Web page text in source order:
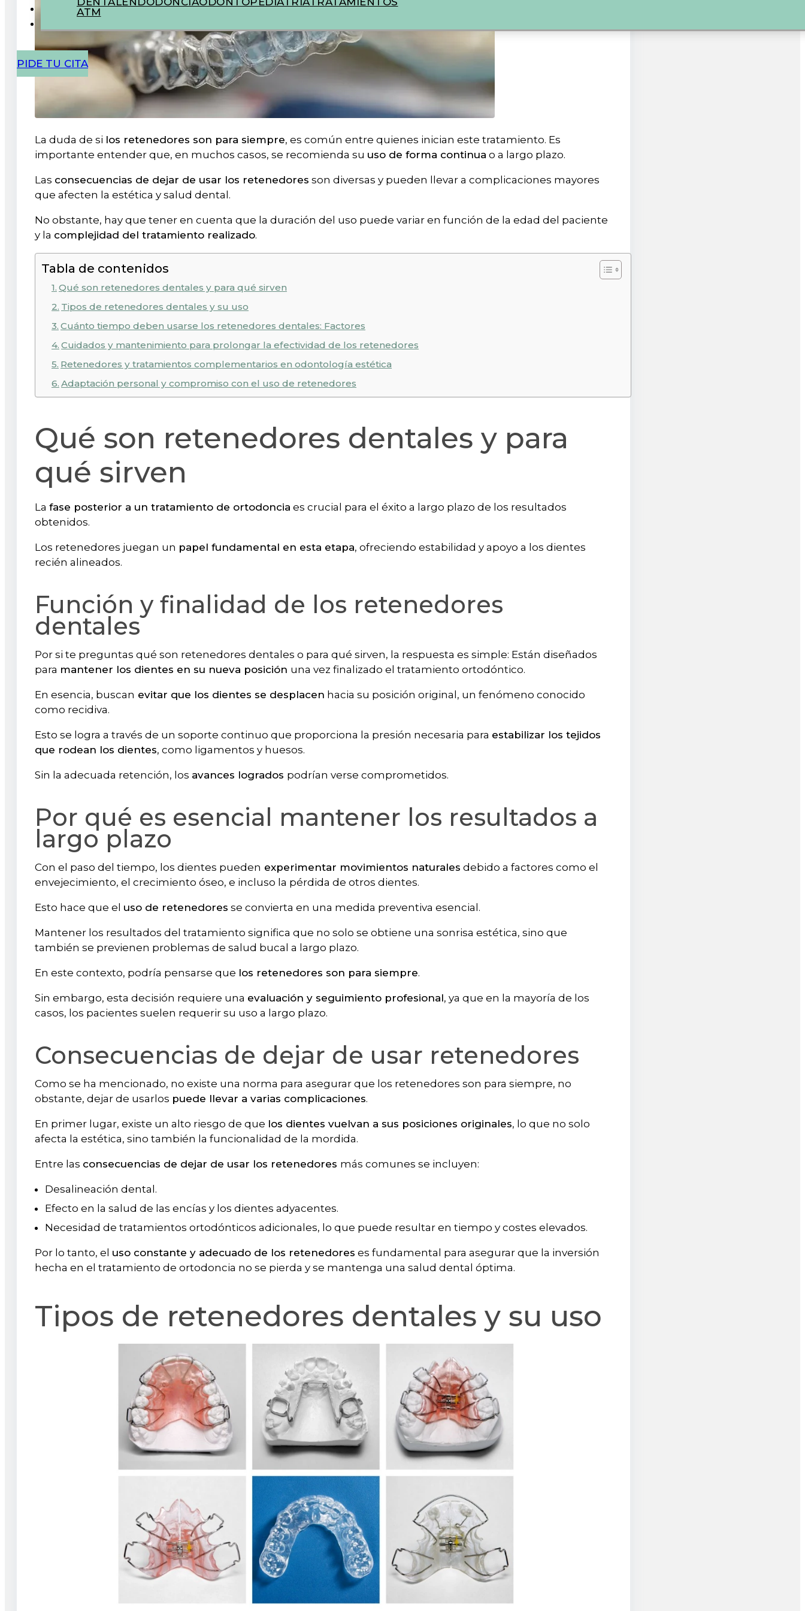
ATM
PIDE TU CITA
La duda de si los retenedores son para siempre, es común entre quienes inician este tratamiento. Es
importante entender que, en muchos casos, se recomienda su uso de forma continua o a largo plazo.
Las consecuencias de dejar de usar los retenedores son diversas y pueden llevar a complicaciones mayores
que afecten la estética y salud dental.
No obstante, hay que tener en cuenta que la duración del uso puede variar en función de la edad del paciente
y la complejidad del tratamiento realizado.
Tabla de contenidos
Qué son retenedores dentales y para qué sirven
Tipos de retenedores dentales y su uso
Cuánto tiempo deben usarse los retenedores dentales: Factores
Cuidados y mantenimiento para prolongar la efectividad de los retenedores
Retenedores y tratamientos complementarios en odontología estética
Adaptación personal y compromiso con el uso de retenedores
Qué son retenedores dentales y para
qué sirven
La fase posterior a un tratamiento de ortodoncia es crucial para el éxito a largo plazo de los resultados
obtenidos.
Los retenedores juegan un papel fundamental en esta etapa, ofreciendo estabilidad y apoyo a los dientes
recién alineados.
Función y finalidad de los retenedores
dentales
Por si te preguntas qué son retenedores dentales o para qué sirven, la respuesta es simple: Están diseñados
para mantener los dientes en su nueva posición una vez finalizado el tratamiento ortodóntico.
En esencia, buscan evitar que los dientes se desplacen hacia su posición original, un fenómeno conocido
como recidiva.
Esto se logra a través de un soporte continuo que proporciona la presión necesaria para estabilizar los tejidos
que rodean los dientes, como ligamentos y huesos.
Sin la adecuada retención, los avances logrados podrían verse comprometidos.
Por qué es esencial mantener los resultados a
largo plazo
Con el paso del tiempo, los dientes pueden experimentar movimientos naturales debido a factores como el
envejecimiento, el crecimiento óseo, e incluso la pérdida de otros dientes.
Esto hace que el uso de retenedores se convierta en una medida preventiva esencial.
Mantener los resultados del tratamiento significa que no solo se obtiene una sonrisa estética, sino que
también se previenen problemas de salud bucal a largo plazo.
En este contexto, podría pensarse que los retenedores son para siempre.
Sin embargo, esta decisión requiere una evaluación y seguimiento profesional, ya que en la mayoría de los
casos, los pacientes suelen requerir su uso a largo plazo.
Consecuencias de dejar de usar retenedores
Como se ha mencionado, no existe una norma para asegurar que los retenedores son para siempre, no
obstante, dejar de usarlos puede llevar a varias complicaciones.
En primer lugar, existe un alto riesgo de que los dientes vuelvan a sus posiciones originales, lo que no solo
afecta la estética, sino también la funcionalidad de la mordida.
Entre las consecuencias de dejar de usar los retenedores más comunes se incluyen:
Desalineación dental.
Efecto en la salud de las encías y los dientes adyacentes.
Necesidad de tratamientos ortodónticos adicionales, lo que puede resultar en tiempo y costes elevados.
Por lo tanto, el uso constante y adecuado de los retenedores es fundamental para asegurar que la inversión
hecha en el tratamiento de ortodoncia no se pierda y se mantenga una salud dental óptima.
Tipos de retenedores dentales y su uso